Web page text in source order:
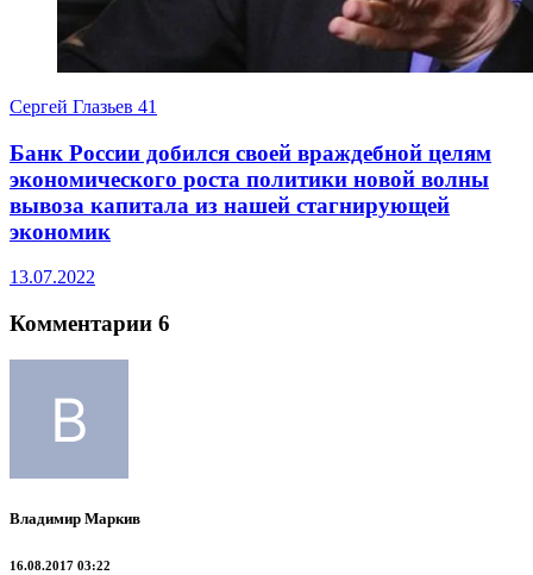
Сергей Глазьев 41
Банк России добился своей враждебной целям
экономического роста политики новой волны
вывоза капитала из нашей стагнирующей
экономик
13.07.2022
Комментарии 6
Владимир Маркив
16.08.2017 03:22